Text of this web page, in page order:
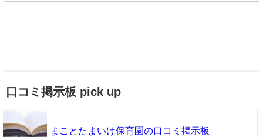
口コミ掲示板 pick up
まことたまいけ保育園の口コミ掲示板